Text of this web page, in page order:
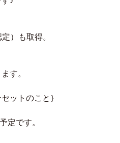
）も取得。
す。
ットのこと}
定です。